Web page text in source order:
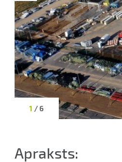
1 / 6
Apraksts: